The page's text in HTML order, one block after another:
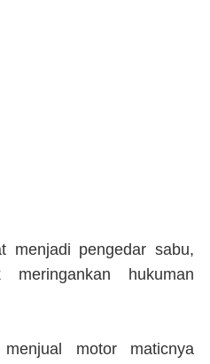
menjadi pengedar sabu,
hukuman
motor maticnya